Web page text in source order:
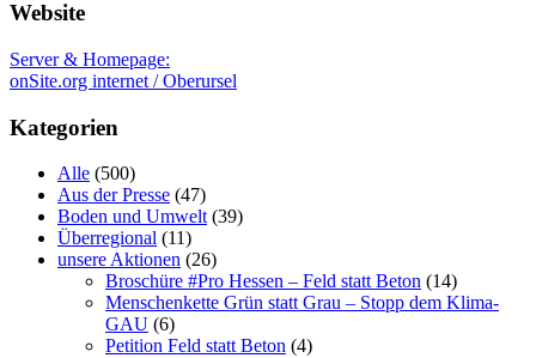
Website
Server & Homepage:
onSite.org internet / Oberursel
Kategorien
Alle (500)
Aus der Presse (47)
Boden und Umwelt (39)
Überregional (11)
unsere Aktionen (26)
Broschüre #Pro Hessen – Feld statt Beton (14)
Menschenkette Grün statt Grau – Stopp dem Klima-
GAU (6)
Petition Feld statt Beton (4)